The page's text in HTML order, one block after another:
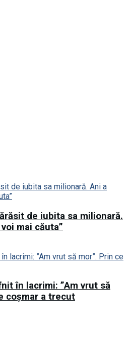
de iubita sa milionară.
mai căuta”
în lacrimi: ”Am vrut să
coșmar a trecut